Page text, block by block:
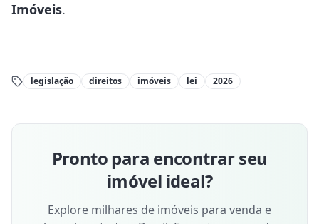
Imóveis.
legislação direitos imóveis lei 2026
Pronto para encontrar seu
imóvel ideal?
Explore milhares de imóveis para venda e